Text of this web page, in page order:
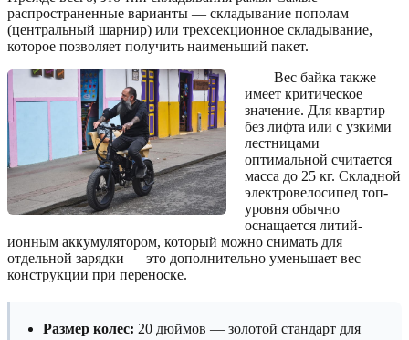
распространенные варианты — складывание пополам
(центральный шарнир) или трехсекционное складывание,
которое позволяет получить наименьший пакет.
Вес байка также
имеет критическое
значение. Для квартир
без лифта или с узкими
лестницами
оптимальной считается
масса до 25 кг. Складной
электровелосипед топ-
уровня обычно
оснащается литий-
ионным аккумулятором, который можно снимать для
отдельной зарядки — это дополнительно уменьшает вес
конструкции при переноске.
Размер колес: 20 дюймов — золотой стандарт для